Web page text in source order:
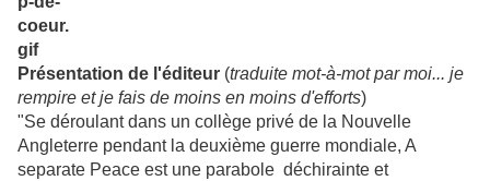
Présentation de l'éditeur (traduite mot-à-mot par moi... je
rempire et je fais de moins en moins d'efforts)
"Se déroulant dans un collège privé de la Nouvelle
Angleterre pendant la deuxième guerre mondiale, A
separate Peace est une parabole déchirainte et